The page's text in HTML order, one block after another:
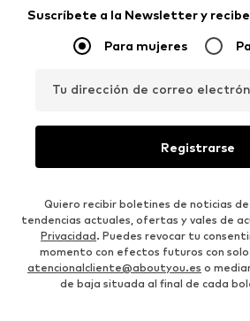
Suscríbete a la Newsletter y
Para mujeres
Tu dirección de correo
Registrarse
Quiero recibir boletines de noticias de
tendencias actuales, ofertas y vales de
Privacidad. Puedes revocar tu
momento con efectos futuros con solo
atencionalcliente@aboutyou.es o
de baja situada al final de cada